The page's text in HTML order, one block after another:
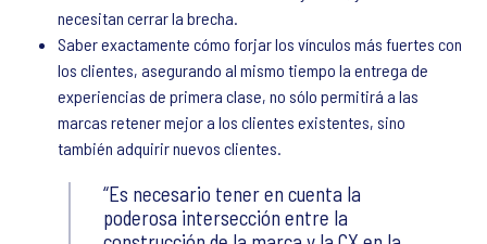
necesitan cerrar la brecha.
Saber exactamente cómo forjar los vínculos más fuertes con
los clientes, asegurando al mismo tiempo la entrega de
experiencias de primera clase, no sólo permitirá a las
marcas retener mejor a los clientes existentes, sino
también adquirir nuevos clientes.
Es necesario tener en cuenta la
poderosa intersección entre la